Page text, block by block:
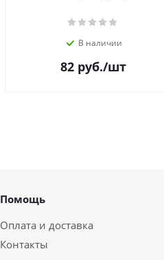
В наличии
82руб./шт
Помощь
Оплата и доставка
Контакты